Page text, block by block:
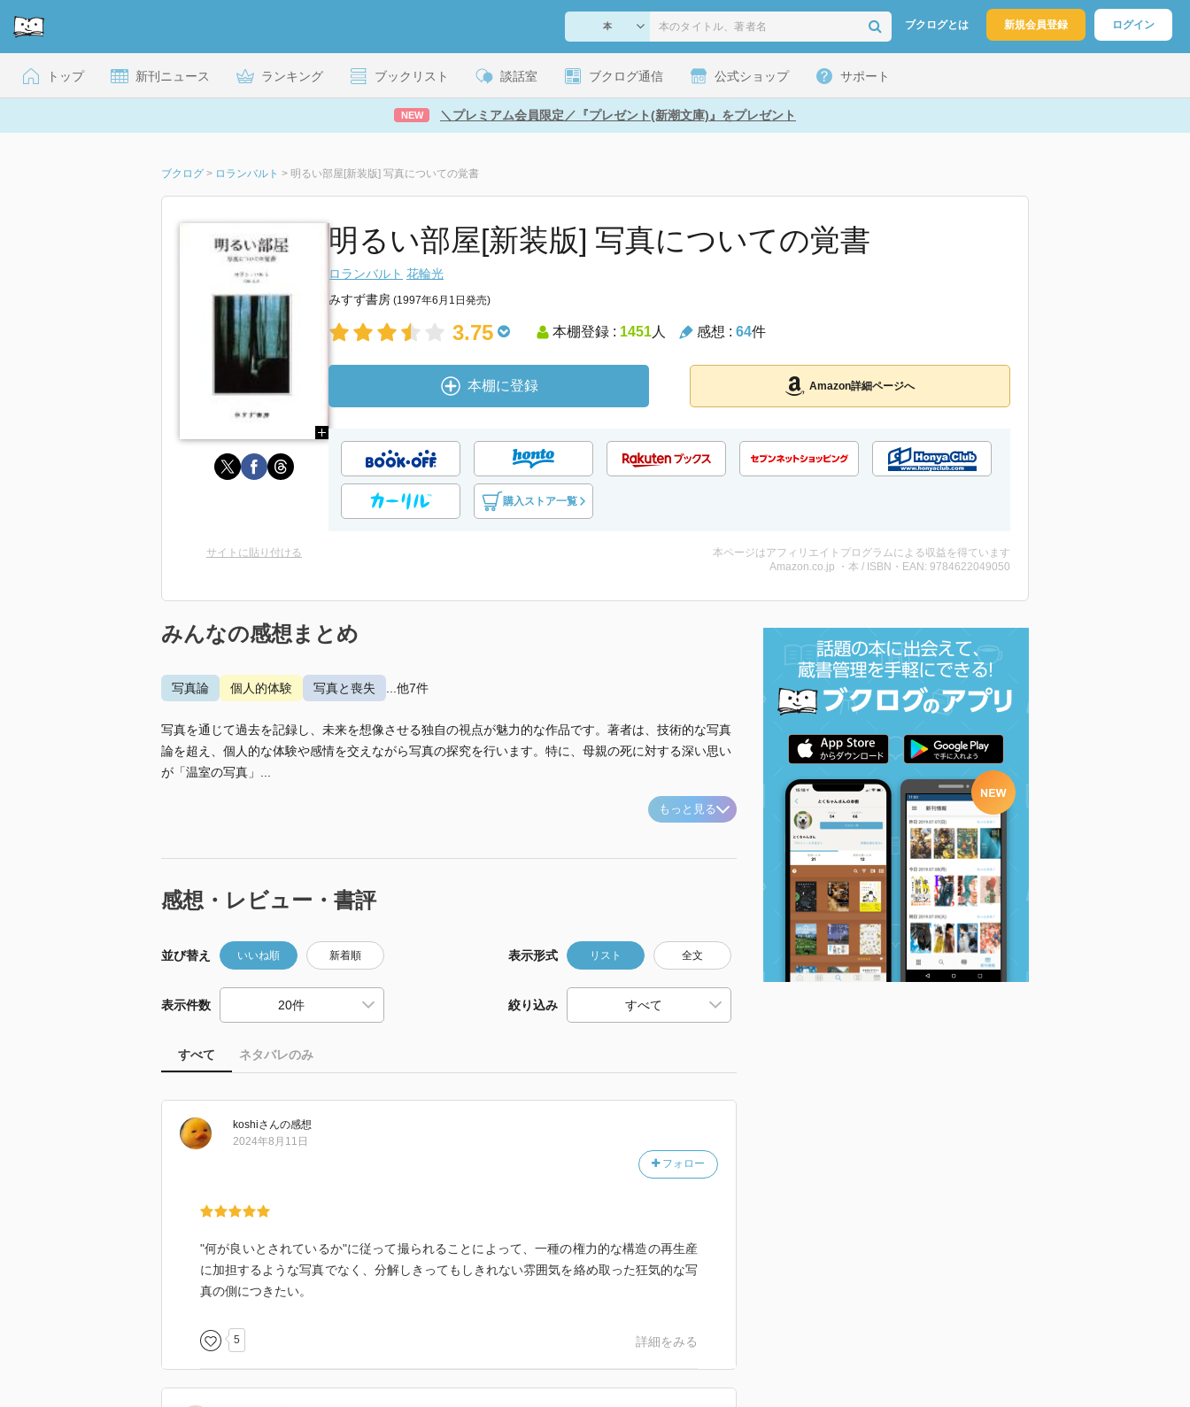
ブクログとは 新規会員登録 ログイン
トップ 新刊ニュース ランキング ブックリスト 談話室 ブクログ通信 公式ショップ サポート
NEW ＼プレミアム会員限定／『プレゼント(新潮文庫)』をプレゼント
ブクログ > ロランバルト > 明るい部屋[新装版] 写真についての覚書
明るい部屋[新装版] 写真についての覚書
ロランバルト 花輪光
みすず書房 (1997年6月1日発売)
3.75 本棚登録 : 1451人 感想 : 64件
本棚に登録 Amazon詳細ページへ
購入ストア一覧
サイトに貼り付ける
本ページはアフィリエイトプログラムによる収益を得ています
Amazon.co.jp ・本 / ISBN・EAN: 9784622049050
みんなの感想まとめ
写真論 個人的体験 写真と喪失 ...他7件
写真を通じて過去を記録し、未来を想像させる独自の視点が魅力的な作品です。著者は、技術的な写真
論を超え、個人的な体験や感情を交えながら写真の探究を行います。特に、母親の死に対する深い思い
が「温室の写真」...
もっと見る
感想・レビュー・書評
並び替え いいね順 新着順 表示形式 リスト 全文
表示件数 絞り込み
すべて ネタバレのみ
koshiさんの感想
フォロー
2024年8月11日
"何が良いとされているか"に従って撮られることによって、一種の権力的な構造の再生産
に加担するような写真でなく、分解しきってもしきれない雰囲気を絡め取った狂気的な写
真の側につきたい。
5 詳細をみる